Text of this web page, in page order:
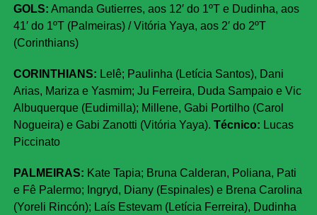
GOLS: Amanda Gutierres, aos 12′ do 1ºT e Dudinha, aos
41′ do 1ºT (Palmeiras) / Vitória Yaya, aos 2′ do 2ºT
(Corinthians)
CORINTHIANS: Lelê; Paulinha (Letícia Santos), Dani
Arias, Mariza e Yasmim; Ju Ferreira, Duda Sampaio e Vic
Albuquerque (Eudimilla); Millene, Gabi Portilho (Carol
Nogueira) e Gabi Zanotti (Vitória Yaya). Técnico: Lucas
Piccinato
PALMEIRAS: Kate Tapia; Bruna Calderan, Poliana, Pati
e Fê Palermo; Ingryd, Diany (Espinales) e Brena Carolina
(Yoreli Rincón); Laís Estevam (Letícia Ferreira), Dudinha